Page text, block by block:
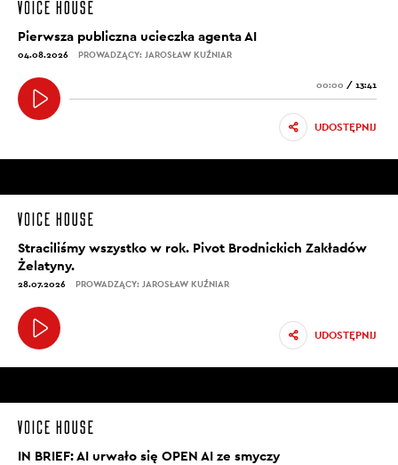
Pierwsza publiczna ucieczka agenta AI
04.08.2026 PROWADZĄCY: JAROSŁAW KUŹNIAR
00:00 / 13:41
UDOSTĘPNIJ
Straciliśmy wszystko w rok. Pivot Brodnickich Zakładów
Żelatyny.
28.07.2026 PROWADZĄCY: JAROSŁAW KUŹNIAR
UDOSTĘPNIJ
IN BRIEF: AI urwało się OPEN AI ze smyczy